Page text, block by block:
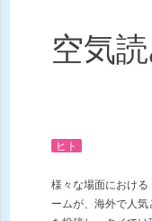
空気
ヒト
様々な場面におけ
ームが、海外で人